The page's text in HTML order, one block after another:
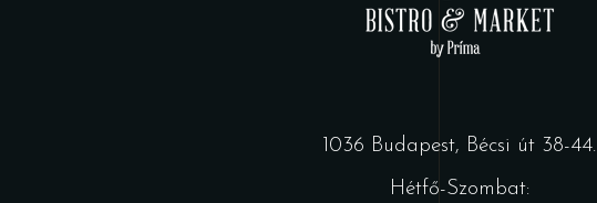
1036 Budapest, Bécsi út 38-44.
Hétfő-Szombat: